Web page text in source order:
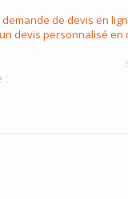
de devis en
devis personnalisé en
: